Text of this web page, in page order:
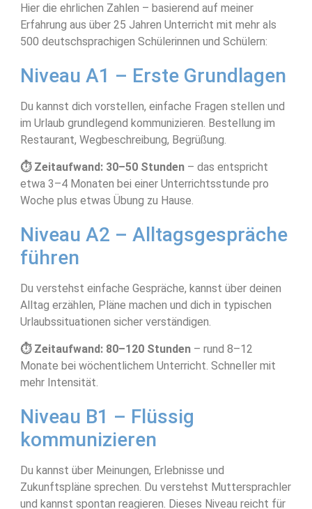
Hier die ehrlichen Zahlen – basierend auf meiner
Erfahrung aus über 25 Jahren Unterricht mit mehr als
500 deutschsprachigen Schülerinnen und Schülern:
Niveau A1 – Erste Grundlagen
Du kannst dich vorstellen, einfache Fragen stellen und
im Urlaub grundlegend kommunizieren. Bestellung im
Restaurant, Wegbeschreibung, Begrüßung.
⏱ Zeitaufwand: 30–50 Stunden– das entspricht
etwa 3–4 Monaten bei einer Unterrichtsstunde pro
Woche plus etwas Übung zu Hause.
Niveau A2 – Alltagsgespräche
führen
Du verstehst einfache Gespräche, kannst über deinen
Alltag erzählen, Pläne machen und dich in typischen
Urlaubssituationen sicher verständigen.
⏱ Zeitaufwand: 80–120 Stunden– rund 8–12
Monate bei wöchentlichem Unterricht. Schneller mit
mehr Intensität.
Niveau B1 – Flüssig
kommunizieren
Du kannst über Meinungen, Erlebnisse und
Zukunftspläne sprechen. Du verstehst Muttersprachler
und kannst spontan reagieren. Dieses Niveau reicht für